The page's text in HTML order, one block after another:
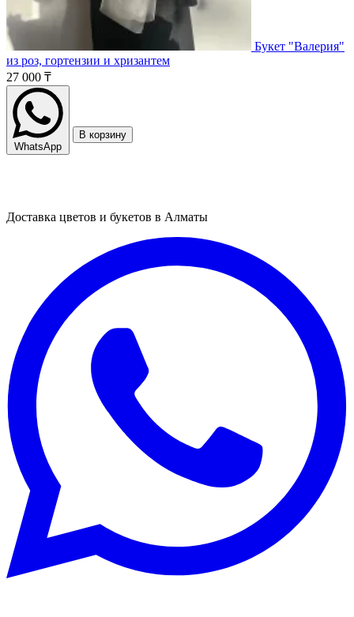
Букет "Валерия"
из роз, гортензии и хризантем
27 000 ₸
WhatsApp
В корзину
Доставка цветов и букетов в Алматы